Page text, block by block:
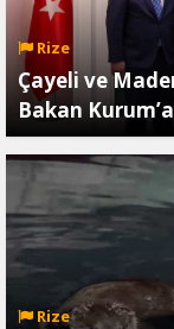
Rize
Çayeli ve
Bakan
Rize